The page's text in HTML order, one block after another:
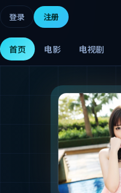
登录 注册
首页 电影 电视剧